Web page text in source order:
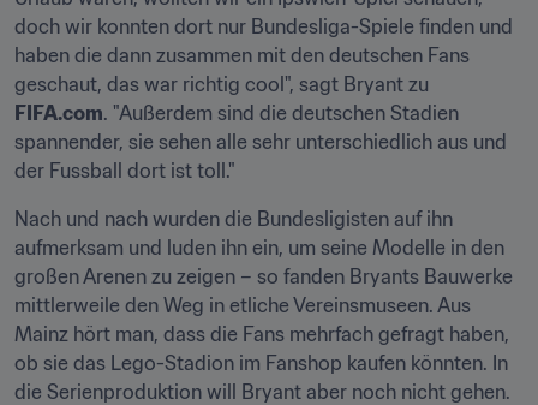
doch wir konnten dort nur Bundesliga-Spiele finden und
haben die dann zusammen mit den deutschen Fans
FIFA.com. "Außerdem sind die deutschen Stadien
spannender, sie sehen alle sehr unterschiedlich aus und
der Fussball dort ist toll."
Nach und nach wurden die Bundesligisten auf ihn
aufmerksam und luden ihn ein, um seine Modelle in den
großen Arenen zu zeigen – so fanden Bryants Bauwerke
mittlerweile den Weg in etliche Vereinsmuseen. Aus
Mainz hört man, dass die Fans mehrfach gefragt haben,
ob sie das Lego-Stadion im Fanshop kaufen könnten. In
die Serienproduktion will Bryant aber noch nicht gehen.